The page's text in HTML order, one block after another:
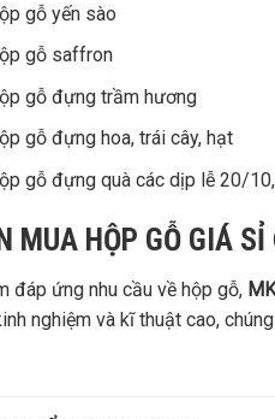
gỗ yến sào
gỗ saffron
gỗ đựng trầm hương
gỗ đựng hoa, trái cây, hạt
gỗ đựng quà các dịp lễ 20/
MUA HỘP GỖ GIÁ
đáp ứng nhu cầu về hộp gỗ,
nghiệm và kĩ thuật cao,